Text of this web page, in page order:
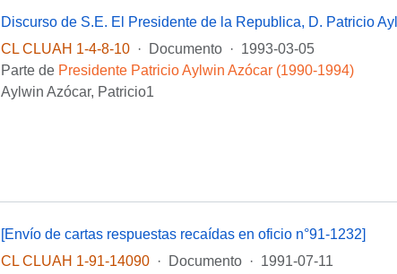
CL CLUAH 1-4-8-10
· Documento · 1993-03-05
Parte de Presidente Patricio Aylwin Azócar (1990-1994)
Aylwin Azócar, Patricio1
[Envío de cartas respuestas recaídas en oficio n°91-1232]
CL CLUAH 1-91-14090
· Documento · 1991-07-11